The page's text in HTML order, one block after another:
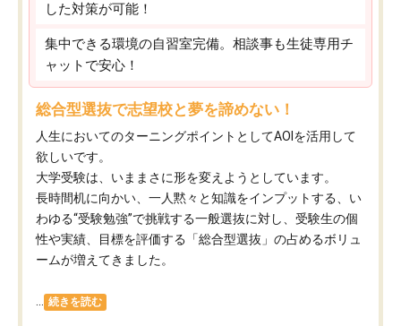
した対策が可能！
集中できる環境の自習室完備。相談事も生徒専用チ
ャットで安心！
総合型選抜で志望校と夢を諦めない！
人生においてのターニングポイントとしてAOIを活用して
欲しいです。
大学受験は、いままさに形を変えようとしています。
長時間机に向かい、一人黙々と知識をインプットする、い
わゆる“受験勉強”で挑戦する一般選抜に対し、受験生の個
性や実績、目標を評価する「総合型選抜」の占めるボリュ
ームが増えてきました。
続きを読む